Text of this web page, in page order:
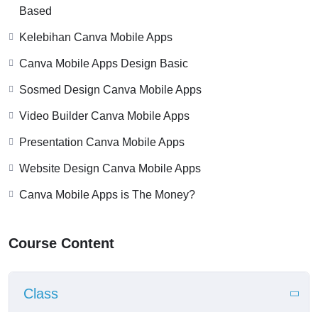
Based
Kelebihan Canva Mobile Apps
Canva Mobile Apps Design Basic
Sosmed Design Canva Mobile Apps
Video Builder Canva Mobile Apps
Presentation Canva Mobile Apps
Website Design Canva Mobile Apps
Canva Mobile Apps is The Money?
Course Content
Class